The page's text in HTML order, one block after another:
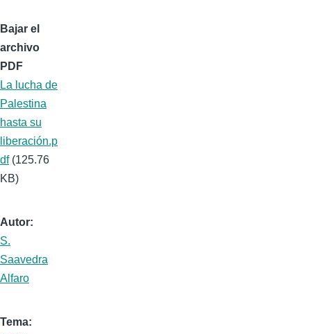
Bajar el
archivo
PDF
La lucha de
Palestina
hasta su
liberación.p
df (125.76
KB)
Autor
S.
Saavedra
Alfaro
Tema